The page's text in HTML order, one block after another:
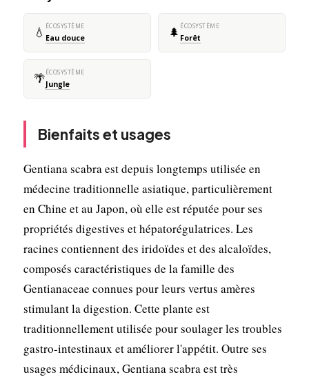
💧 ÉCOSYSTÈME
Eau douce 🌲 ÉCOSYSTÈME
Forêt
🌴ÉCOSYSTÈME
Jungle
Bienfaits et usages
Gentiana scabra est depuis longtemps utilisée en
médecine traditionnelle asiatique, particulièrement
en Chine et au Japon, où elle est réputée pour ses
propriétés digestives et hépatorégulatrices. Les
racines contiennent des iridoïdes et des alcaloïdes,
composés caractéristiques de la famille des
Gentianaceae connues pour leurs vertus amères
stimulant la digestion. Cette plante est
traditionnellement utilisée pour soulager les troubles
gastro-intestinaux et améliorer l'appétit. Outre ses
usages médicinaux, Gentiana scabra est très